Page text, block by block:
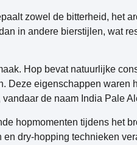
zowel de bitterheid, het
in andere bierstijlen, wat
Hop bevat natuurlijke
Deze eigenschappen waren
de naam India Pale
hopmomenten tijdens het
dry-hopping technieken